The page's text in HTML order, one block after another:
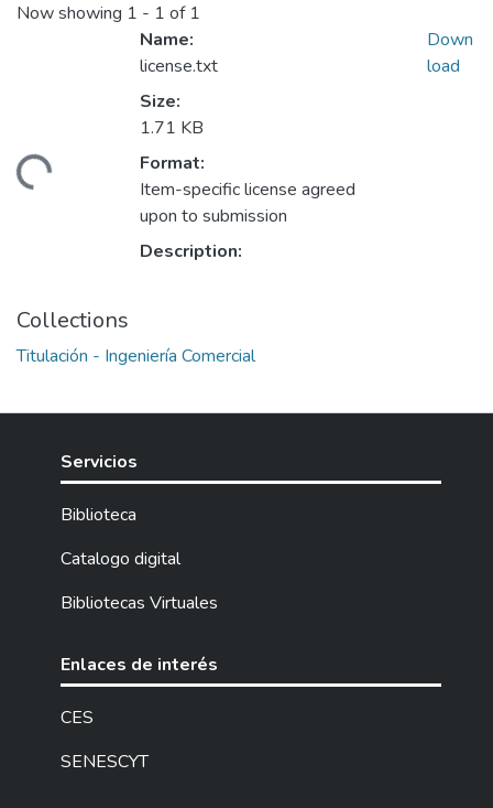
Now showing 1 - 1 of 1
Name:
license.txt
Size:
1.71 KB
Format:
Item-specific license agreed
upon to submission
Description:
Down
load
Collections
Titulación - Ingeniería Comercial
Servicios
Biblioteca
Catalogo digital
Bibliotecas Virtuales
Enlaces de interés
CES
SENESCYT